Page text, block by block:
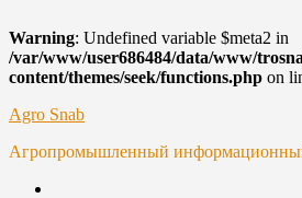
Warning: Undefined variable $meta2 in
/var/www/user686484/data/www/
content/themes/seek/functions.php on
Skip
content
Agro Snab
Агропромышленный